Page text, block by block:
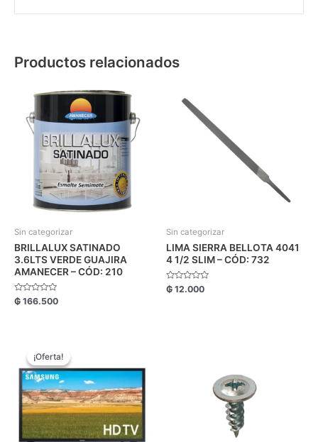
Productos relacionados
Sin categorizar
BRILLALUX SATINADO
3.6LTS VERDE GUAJIRA
AMANECER – CÓD: 210
Valorado
con
₲ 166.500
Sin categorizar
LIMA SIERRA BELLOTA 4041
4 1/2 SLIM – CÓD: 732
Valorado
con
₲ 12.000
¡Oferta!
¡Oferta!
original
era:
₲ 1.790.000.
es:
₲ 1.639.000.